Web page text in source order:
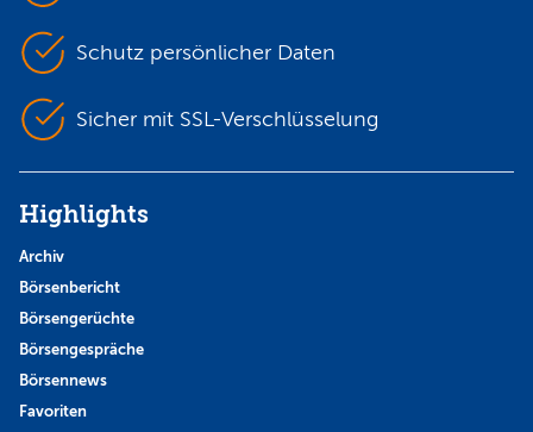
Schutz persönlicher Daten
Sicher mit SSL-Verschlüsselung
Highlights
Archiv
Börsenbericht
Börsengerüchte
Börsengespräche
Börsennews
Favoriten